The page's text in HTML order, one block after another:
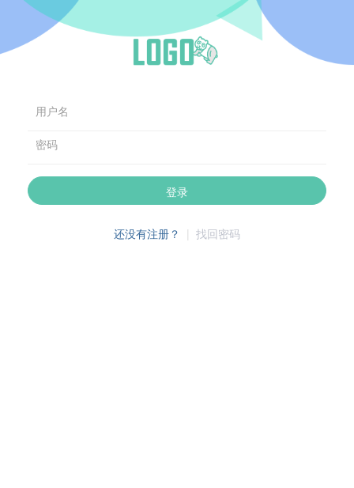
用户名
密码
登录
还没有注册？ | 找回密码